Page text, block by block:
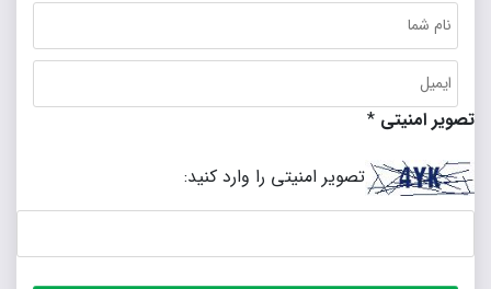
تصویر امنیتی *
تصویر امنیتی را وارد کنید: